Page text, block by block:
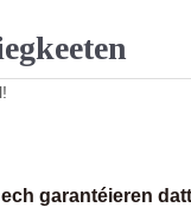
garantéieren